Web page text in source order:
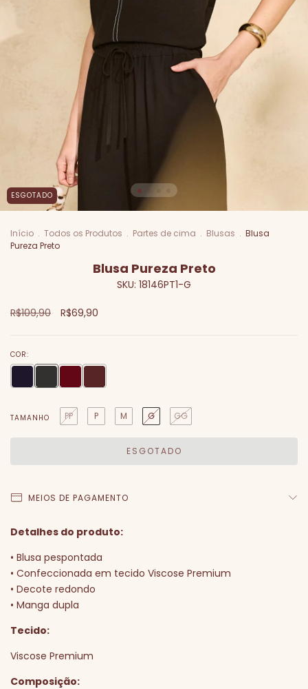
ESGOTADO
Início . Todos os Produtos . Partes de cima . Blusas . Blusa
Pureza Preto
Blusa Pureza Preto
SKU: 18146PT1-G
R$109,90 R$69,90
COR:
TAMANHO PP P M G GG
MEIOS DE PAGAMENTO
Detalhes do produto:
• Blusa pespontada
• Confeccionada em tecido Viscose Premium
• Decote redondo
• Manga dupla
Tecido:
Viscose Premium
Composição: